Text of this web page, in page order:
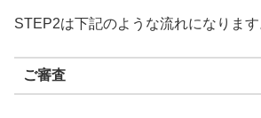
STEP2は下記のような流れになります
ご審査